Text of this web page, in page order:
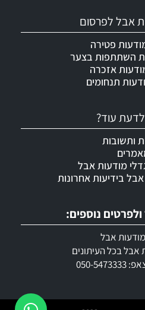
נוספים:
אבל
אבל בכל העיתונים
לדעת עוד?
ותשובות
מודעות אבל
בידיעות אחרונות
אבל לפרסום
פטירה
השתתפות בצער
אזכרה
תנחומים